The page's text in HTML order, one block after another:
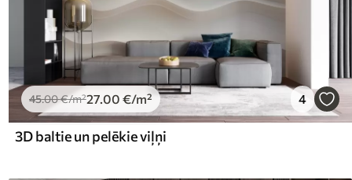
45.00€/m²27.00 €/m² 4
3D baltie un pelēkie viļņi